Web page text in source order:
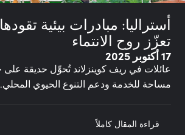
أستراليا: مبادرات بيئية
تعزّز روح الانتماء
17 أكتوبر 2025
عائلات في ريف كوينزلاند تُحوِّل حديقة
مساحة للخدمة ودعم التنوع الحيوي المحلي.
قراءة المقال كاملاً